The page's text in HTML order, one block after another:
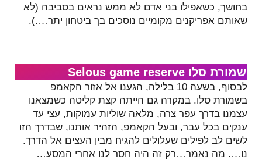
בחושך, כשאפילו בני אדם לא ממש נראים בסביבה (לא
שאותם אפריקנים מקומיים נוסכים בך ביטחון יתר….).
שמורת סלו Selous game reserve
לבסוף, בשעה 10 בלילה, הגענו אל אזור הקאמפ
בשמורת סלו. במקרה גם הייתה קצת קליטה כשמצאנו
עצמנו בדרך עפר צרה, מלאה שוליות עמוקות, עצי עד
ענקים בכל עבר, ובעל הקאמפ, הזהיר אותנו, שבדרך הזו
לשים לב לפילים שעלולים להגיח מבין העצים אל הדרך.
נו…. מה נאמר…רק זה היה חסר לנו אחרי המסע…